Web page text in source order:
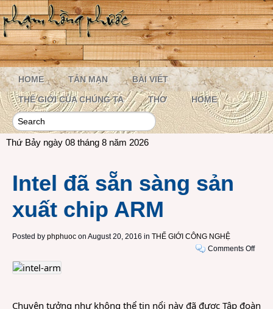
HOME TẢN MẠN BÀI VIẾT
THẾ GIỚI CỦA CHÚNG TA THƠ HOME
Thứ Bảy ngày 08 tháng 8 năm 2026
Intel đã sẵn sàng sản
xuất chip ARM
Posted by phphuoc on August 20, 2016 in THẾ GIỚI CÔNG NGHỆ
Comments Offon
Chuyện tưởng như không thể tin nổi này đã được Tập đoàn